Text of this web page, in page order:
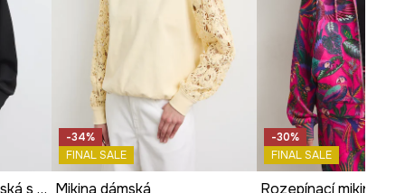
Míry uvedené pro velikost : S.
65 cm
Šířka podpaží: 62 cm
Délka rukávu včetně ramene:
77,5 cm
Modelka na fotografii je vysoká
180 cm a má na sebe velikost S
Rozepínací mikina dámská s modalem hladká
-34%
FINAL SALE
Mikina dámská
-30%
FINAL SALE